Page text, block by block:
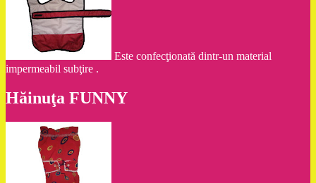
Este confecţionată dintr-un material
impermeabil subţire .
Hăinuţa FUNNY